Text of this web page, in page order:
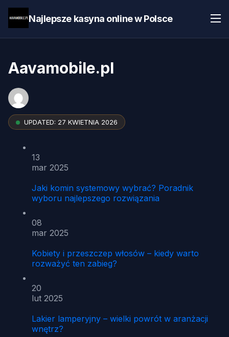
Najlepsze kasyna online w Polsce
Aavamobile.pl
UPDATED: 27 KWIETNIA 2026
13
mar 2025
Jaki komin systemowy wybrać? Poradnik
wyboru najlepszego rozwiązania
08
mar 2025
Kobiety i przeszczep włosów – kiedy warto
rozważyć ten zabieg?
20
lut 2025
Lakier lamperyjny – wielki powrót w aranżacji
wnętrz?